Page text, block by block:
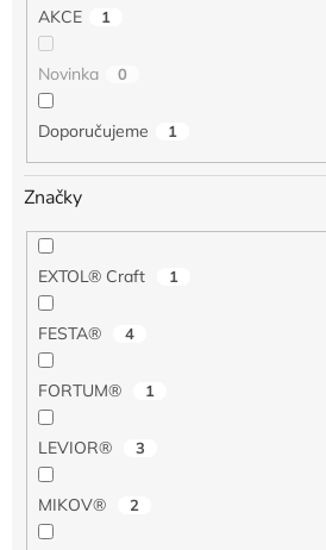
AKCE 1
Novinka 0
Doporučujeme 1
Značky
EXTOL® Craft 1
FESTA® 4
FORTUM® 1
LEVIOR® 3
MIKOV® 2